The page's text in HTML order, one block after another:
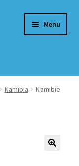
Menu
Namibia
Namibië